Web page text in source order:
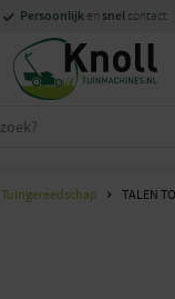
Specialistenmet kennis van
1000m2showroom in Staphorst
Persoonlijk en snel contact
Tuingereedschap TALEN